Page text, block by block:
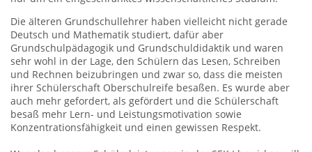
Die älteren Grundschullehrer haben vielleicht nicht gerade
Deutsch und Mathematik studiert, dafür aber
Grundschulpädagogik und Grundschuldidaktik und waren
sehr wohl in der Lage, den Schülern das Lesen, Schreiben
und Rechnen beizubringen und zwar so, dass die meisten
ihrer Schülerschaft Oberschulreife besaßen. Es wurde aber
auch mehr gefordert, als gefördert und die Schülerschaft
besaß mehr Lern- und Leistungsmotivation sowie
Konzentrationsfähigkeit und einen gewissen Respekt.